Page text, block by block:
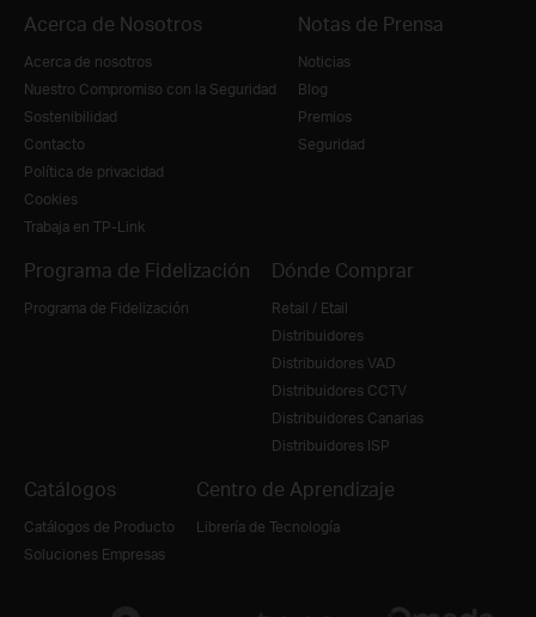
Acerca de Nosotros
Acerca de nosotros
Nuestro Compromiso con la Seguridad
Sostenibilidad
Contacto
Política de privacidad
Cookies
Trabaja en TP-Link
Notas de Prensa
Noticias
Blog
Premios
Seguridad
Programa de Fidelización
Programa de Fidelización
Dónde Comprar
Retail / Etail
Distribuidores
Distribuidores VAD
Distribuidores CCTV
Distribuidores Canarias
Distribuidores ISP
Catálogos
Catálogos de Producto
Soluciones Empresas
Centro de Aprendizaje
Librería de Tecnología